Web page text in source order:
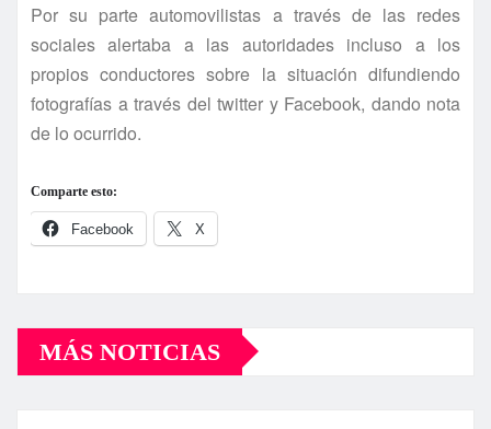
Por su parte automovilistas a través de las redes
sociales alertaba a las autoridades incluso a los
propios conductores sobre la situación difundiendo
fotografí­as a través del twitter y Facebook, dando nota
de lo ocurrido.
Comparte esto:
Facebook X
MÁS NOTICIAS